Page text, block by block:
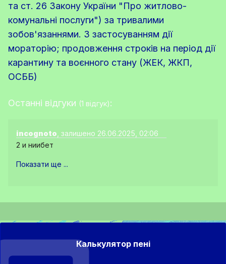
та ст. 26 Закону України "Про житлово-
комунальні послуги") за тривалими
зобов'язаннями. З застосуванням дії
мораторію; продовження строків на період дії
карантину та воєнного стану (ЖЕК, ЖКП,
ОСББ)
Останні відгуки (1 відгук):
incognoto , залишено 26.06.2025, 02:06
2 и ниибет
Показати ще ...
Калькулятор пені